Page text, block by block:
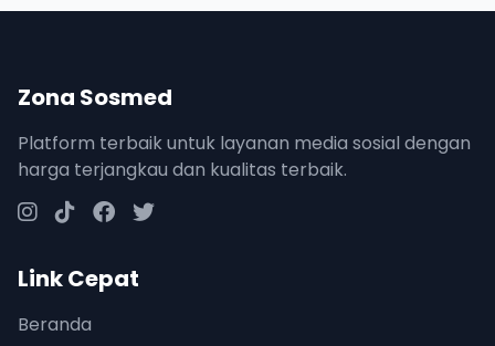
Zona Sosmed
Platform terbaik untuk layanan media sosial dengan
harga terjangkau dan kualitas terbaik.
Link Cepat
Beranda